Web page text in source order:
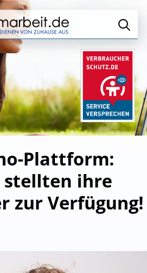
Plattform:
ihre
zur Verfügung!